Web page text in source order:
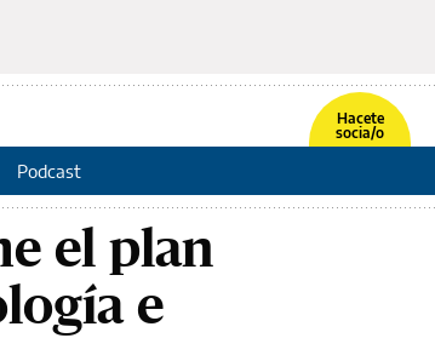
Hacete
socia/o
Podcast
el plan
e